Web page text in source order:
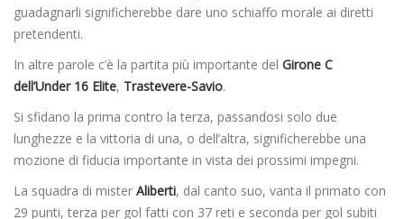
guadagnarli significherebbe dare uno schiaffo morale ai diretti
pretendenti.
In altre parole c’è la partita più importante del Girone C
dell’Under 16 Elite, Trastevere-Savio.
Si sfidano la prima contro la terza, passandosi solo due
lunghezze e la vittoria di una, o dell’altra, significherebbe una
mozione di fiducia importante in vista dei prossimi impegni.
La squadra di mister Aliberti, dal canto suo, vanta il primato con
29 punti, terza per gol fatti con 37 reti e seconda per gol subiti